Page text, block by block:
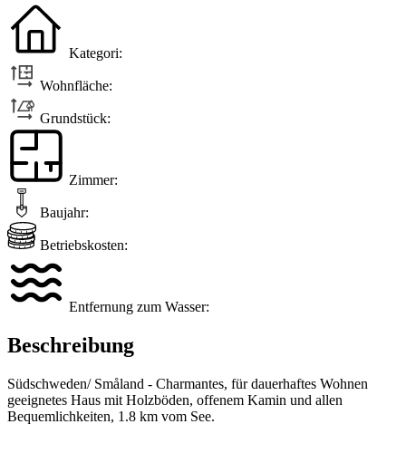
Kategori:
Wohnfläche:
Grundstück:
Zimmer:
Baujahr:
Betriebskosten:
Entfernung zum Wasser:
Beschreibung
Südschweden/ Småland - Charmantes, für dauerhaftes Wohnen
geeignetes Haus mit Holzböden, offenem Kamin und allen
Bequemlichkeiten, 1.8 km vom See.